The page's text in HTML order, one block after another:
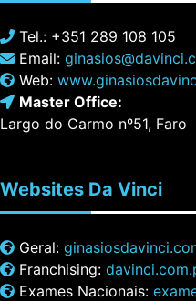
Tel.: +351 289 108 105
Email:
Web:
Master Office:
Largo do Carmo nº51, Faro
Websites Da Vinci
Geral:
Franchising:
Exames Nacionais: